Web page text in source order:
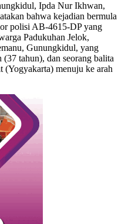
Ipda Nur Ikhwan,
bahwa kejadian bermula
polisi AB-4615-DP yang
Padukuhan Jelok,
Gunungkidul, yang
tahun), dan seorang balita
(Yogyakarta) menuju ke arah